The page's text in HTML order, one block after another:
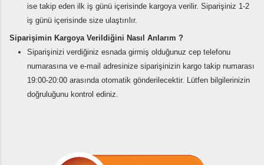
ise takip eden ilk iş günü içerisinde kargoya verilir. Siparişiniz 1-2
iş günü içerisinde size ulaştırılır.
Siparişimin Kargoya Verildiğini Nasıl Anlarım ?
Siparişinizi verdiğiniz esnada girmiş olduğunuz cep telefonu
numarasına ve e-mail adresinize siparişinizin kargo takip numarası
19:00-20:00 arasında otomatik gönderilecektir. Lütfen bilgilerinizin
doğruluğunu kontrol ediniz.